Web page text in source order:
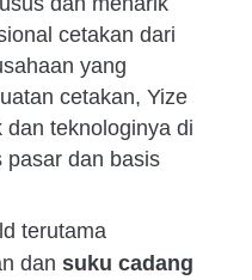
cetakan dari
yang
cetakan, Yize
teknologinya di
pasar dan basis
terutama
dan suku cadang